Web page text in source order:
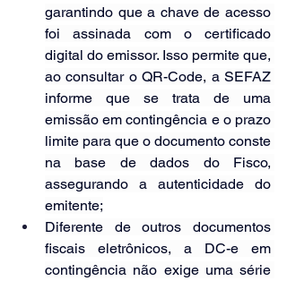
garantindo que a chave de acesso
foi assinada com o certificado
digital do emissor. Isso permite que,
ao consultar o QR-Code, a SEFAZ
informe que se trata de uma
emissão em contingência e o prazo
limite para que o documento conste
na base de dados do Fisco,
assegurando a autenticidade do
emitente;
Diferente de outros documentos
fiscais eletrônicos, a DC-e em
contingência não exige uma série